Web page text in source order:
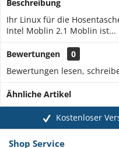
Beschreibung
Ihr Linux für die
Intel Moblin 2.1 Moblin ist...
Bewertungen
0
Bewertungen lesen,
Ähnliche Artikel
Kostenloser
Shop Service